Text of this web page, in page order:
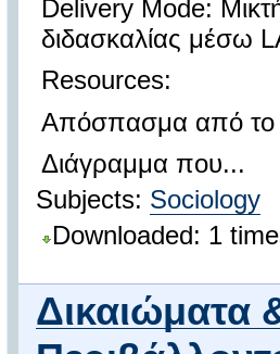
Delivery Mode:
διδασκαλίας μέσω
Resources:
Απόσπασμα από το
Διάγραμμα που...
Subjects: Sociology
Downloaded: 1
Δικαιώματα